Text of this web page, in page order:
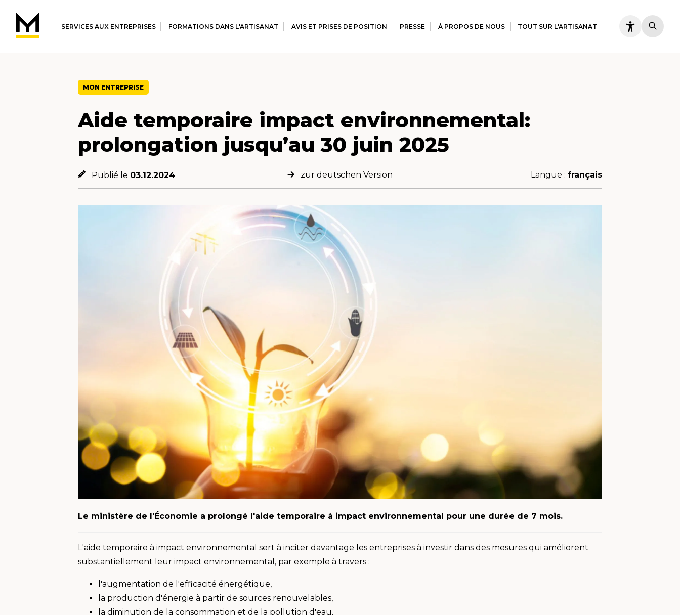
SERVICES AUX ENTREPRISES FORMATIONS DANS L'ARTISANAT AVIS ET PRISES DE POSITION PRESSE À PROPOS DE NOUS TOUT SUR L'ARTISANAT
MON ENTREPRISE
Aide temporaire impact environnemental:
prolongation jusqu’au 30 juin 2025
Publié le 03.12.2024 zur deutschen Version Langue : français
Le ministère de l'Économie a prolongé l'aide temporaire à impact environnemental pour une durée de 7 mois.
L'aide temporaire à impact environnemental sert à inciter davantage les entreprises à investir dans des mesures qui améliorent
substantiellement leur impact environnemental, par exemple à travers :
l'augmentation de l'efficacité énergétique,
la production d'énergie à partir de sources renouvelables,
la diminution de la consommation et de la pollution d'eau,